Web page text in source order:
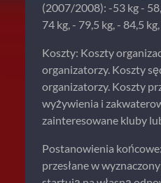
(2007/2008): -53 kg -
74 kg, - 79,5 kg, - 84,5
Koszty: Koszty
organizatorzy. Koszty
organizatorzy. Koszty
wyżywienia i
zainteresowane kluby
Postanowienia
przesłane w